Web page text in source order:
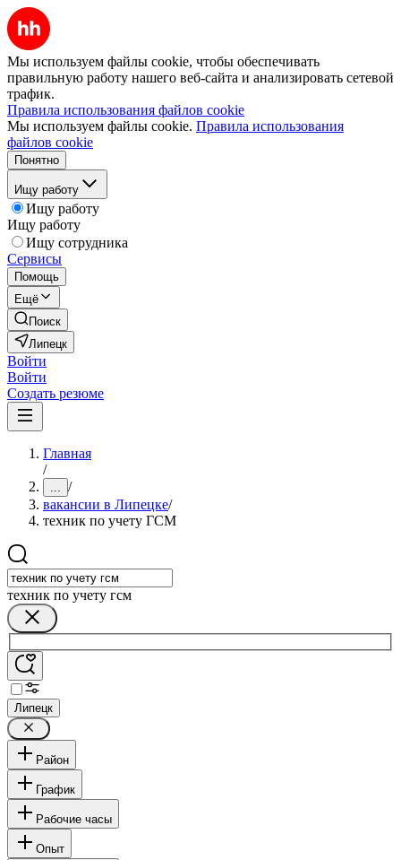
Мы используем файлы cookie, чтобы обеспечивать
правильную работу нашего веб-сайта и анализировать сетевой
трафик.
Правила использования файлов cookie
Мы используем файлы cookie. Правила использования
файлов cookie
Понятно
Ищу работу
Ищу работу
Ищу работу
Ищу сотрудника
Сервисы
Помощь
Ещё
Поиск
Липецк
Войти
Войти
Создать резюме
Главная
/
... /
вакансии в Липецке/
техник по учету ГСМ
техник по учету гсм
Липецк
Район
График
Рабочие часы
Опыт